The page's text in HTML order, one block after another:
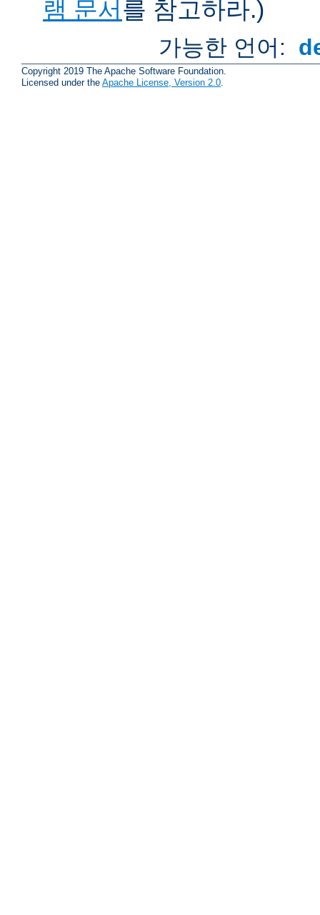
램 문서를 참고하라.)
가능한 언어:
Copyright 2019 The Apache Software Foundation.
Licensed under the Apache License, Version 2.0.